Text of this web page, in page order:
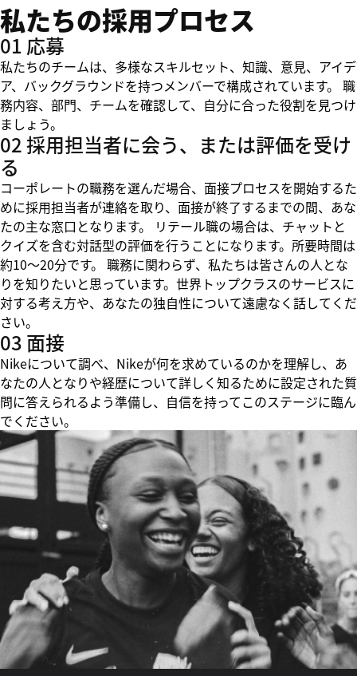
私たちの採用プロセス
01 応募
私たちのチームは、多様なスキルセット、知識、意見、アイデ
ア、バックグラウンドを持つメンバーで構成されています。 職
務内容、部門、チームを確認して、自分に合った役割を見つけ
ましょう。
02 採用担当者に会う、または評価を受け
る
コーポレートの職務を選んだ場合、面接プロセスを開始するた
めに採用担当者が連絡を取り、面接が終了するまでの間、あな
たの主な窓口となります。 リテール職の場合は、チャットと
クイズを含む対話型の評価を行うことになります。所要時間は
約10～20分です。 職務に関わらず、私たちは皆さんの人とな
りを知りたいと思っています。世界トップクラスのサービスに
対する考え方や、あなたの独自性について遠慮なく話してくだ
さい。
03 面接
Nikeについて調べ、Nikeが何を求めているのかを理解し、あ
なたの人となりや経歴について詳しく知るために設定された質
問に答えられるよう準備し、自信を持ってこのステージに臨ん
でください。